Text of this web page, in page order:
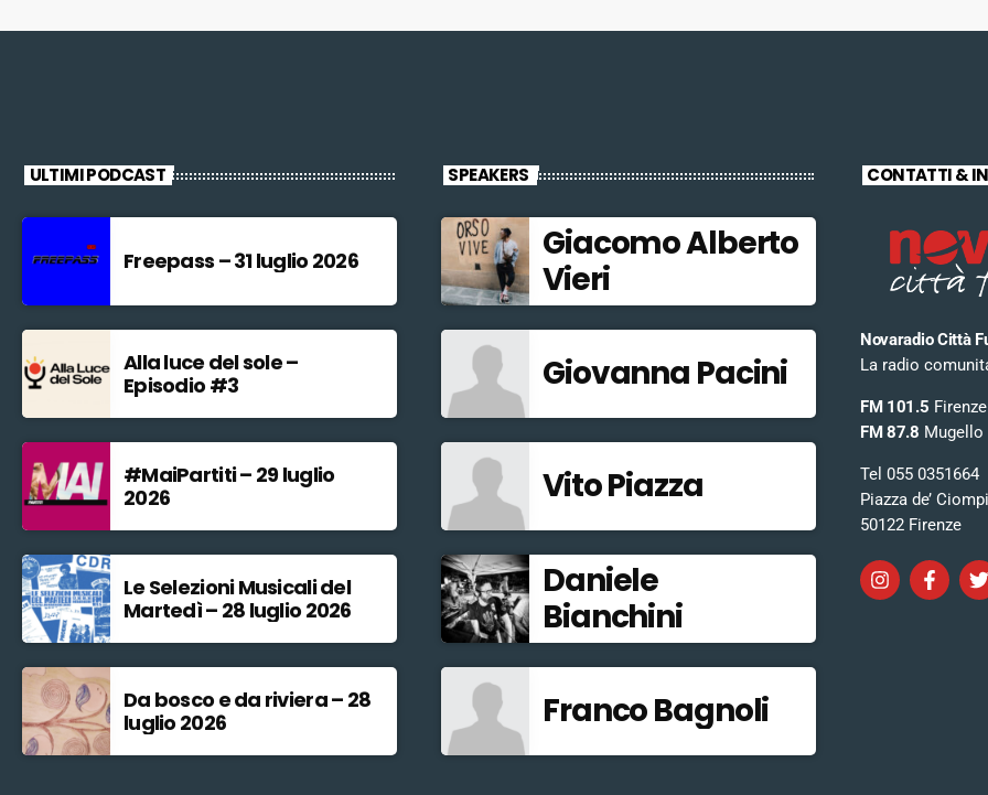
ULTIMI PODCAST
Freepass – 31 luglio 2026
Alla luce del sole –
Episodio #3
#MaiPartiti – 29 luglio
2026
Le Selezioni Musicali del
Martedì – 28 luglio 2026
Da bosco e da riviera – 28
luglio 2026
SPEAKERS
Giacomo Alberto
Vieri
Giovanna Pacini
Vito Piazza
Daniele
Bianchini
Franco Bagnoli
CONTATTI &
Novaradio Città
La radio
FM 101.5
FM 87.8 Mugello
Tel 055 0351664
Piazza de’
50122 Firenze